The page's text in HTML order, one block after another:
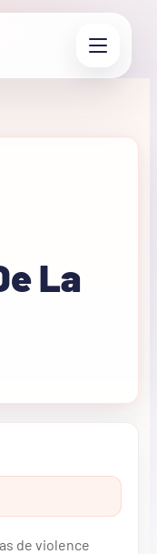
La
de violence